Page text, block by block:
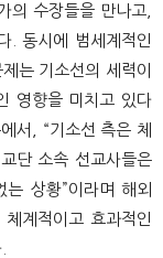
의 수장들을 만나고,
. 동시에 범세계적인
는 기소선의 세력이
영향을 미치고 있다
서, “기소선 측은 체
단 소속 선교사들은
상황”이라며 해외
계적이고 효과적인